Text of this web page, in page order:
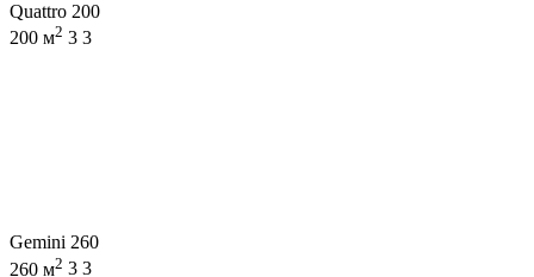
Quattro 200
200 м2 3 3
Gemini 260
260 м2 3 3